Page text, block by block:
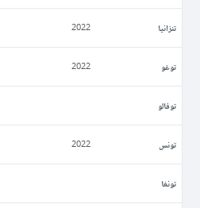
تنزانيا 2022
توغو 2022
توفالو
تونس 2022
تونغا